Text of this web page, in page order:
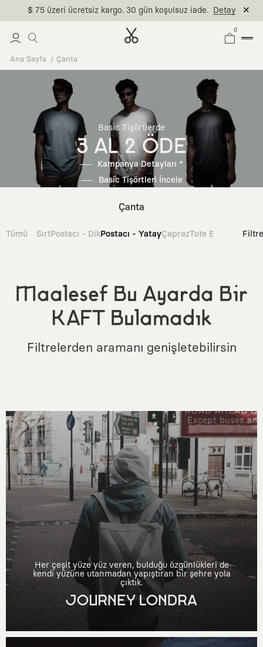
$ 75 üzeri ücretsiz kargo. 30 gün koşulsuz iade. Detay
0
Ana Sayfa Çanta
Basic Tişörtlerde
3 AL 2 ÖDE
Kampanya Detayları *
Basic Tişörtleri İncele
Çanta
Tümü SırtPostacı - DikPostacı - YatayÇaprazTote Bag Filtre
Maalesef Bu Ayarda Bir
KAFT Bulamadık
Filtrelerden aramanı genişletebilirsin
Her çeşit yüze yüz veren, bulduğu özgünlükleri de
kendi yüzüne utanmadan yapıştıran bir şehre yola
çıktık.
JOURNEY LONDRA